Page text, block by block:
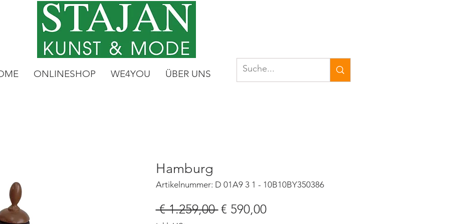
ONLINESHOP WE4YOU ÜBER UNS
Hamburg
Artikelnummer: D 01A9 3 1 - 10B10BY350386
€ 1.259,00 Standardpreis
€ 590,00Sale-